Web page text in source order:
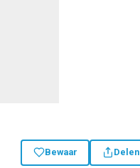
Bewaar Delen